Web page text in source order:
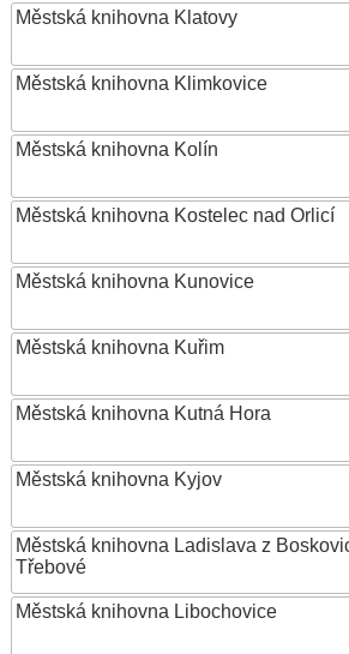
Městská knihovna Klatovy
Městská knihovna Klimkovice
Městská knihovna Kolín
Městská knihovna Kostelec nad Orlicí
Městská knihovna Kunovice
Městská knihovna Kuřim
Městská knihovna Kutná Hora
Městská knihovna Kyjov
Městská knihovna Ladislava z
Třebové
Městská knihovna Libochovice